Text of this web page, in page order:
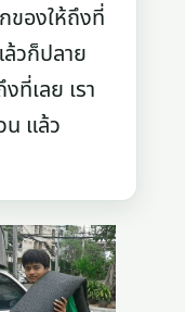
ของให้ถึงที่
วก็ปลาย
ที่เลย เรา
น แล้ว